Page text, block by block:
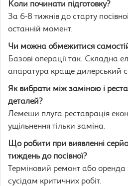
Коли починати підготовку?
За 6-8 тижнів до старту
останній момент.
Чи можна обмежитися
Базові операції так. Складна
апаратура краще дилерський
Як вибрати між заміною і
деталей?
Лемеши плуга реставрація
ущільнення тільки заміна.
Що робити при виявленні
тиждень до посівної?
Терміновий ремонт або
сусідам критичних робіт.